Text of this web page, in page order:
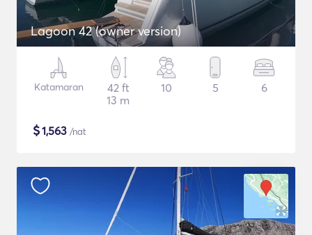
Lagoon 42 (owner version)
Katamaran
42 ft
13 m
10 5 6
$1,563 /nat